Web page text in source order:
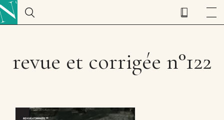
revue et corrigée n°122